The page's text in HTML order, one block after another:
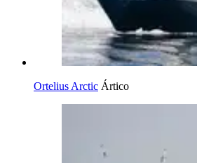
Ortelius Arctic Ártico